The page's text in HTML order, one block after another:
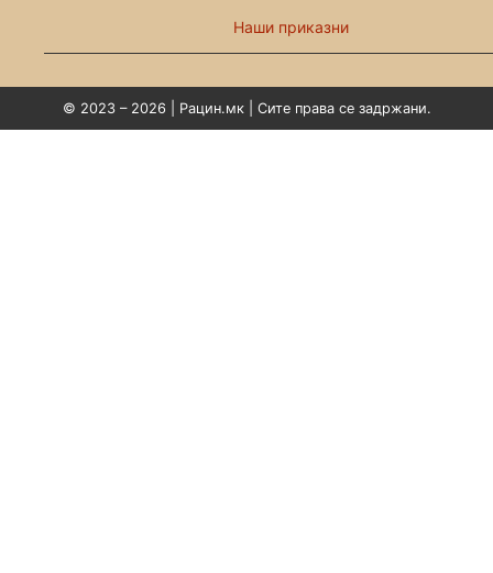
Наши приказни
© 2023 – 2026 | Рацин.мк | Сите права се задржани.